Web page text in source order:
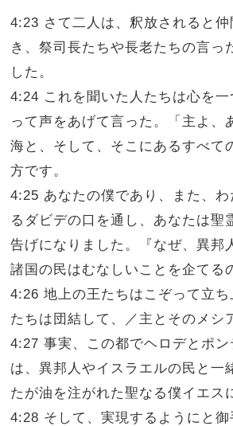
4:23 さて二人は、釈放されると
き、祭司長たちや長老たちの言っ
した。
4:24 これを聞いた人たちは心を
って声をあげて言った。「主よ、
海と、そして、そこにあるすべて
方です。
4:25 あなたの僕であり、また、
るダビデの口を通し、あなたは聖
告げになりました。『なぜ、異邦
諸国の民はむなしいことを企てる
4:26 地上の王たちはこぞって立
たちは団結して、／主とそのメシ
4:27 事実、この都でヘロデとポン
は、異邦人やイスラエルの民と一
たが油を注がれた聖なる僕イエス
4:28 そして、実現するようにと御